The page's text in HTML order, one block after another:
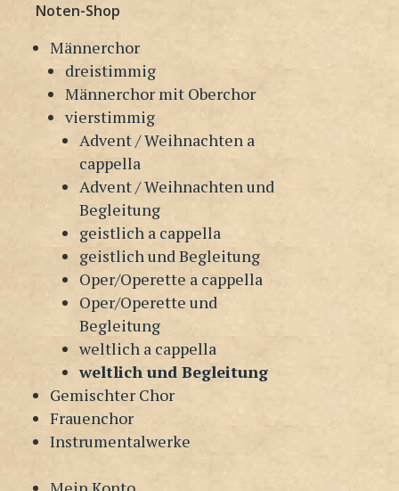
Inhalt
springen
Noten-Shop
Männerchor
dreistimmig
Männerchor mit Oberchor
vierstimmig
Advent / Weihnachten a
cappella
Advent / Weihnachten und
Begleitung
geistlich a cappella
geistlich und Begleitung
Oper/Operette a cappella
Oper/Operette und
Begleitung
weltlich a cappella
weltlich und Begleitung
Gemischter Chor
Frauenchor
Instrumentalwerke